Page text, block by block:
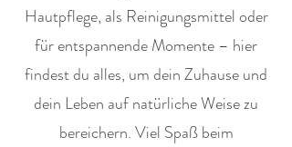
Hautpflege, als Reinigungsmittel oder
für entspannende Momente – hier
findest du alles, um dein Zuhause und
dein Leben auf natürliche Weise zu
bereichern. Viel Spaß beim